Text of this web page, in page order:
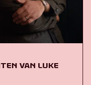
van Luke